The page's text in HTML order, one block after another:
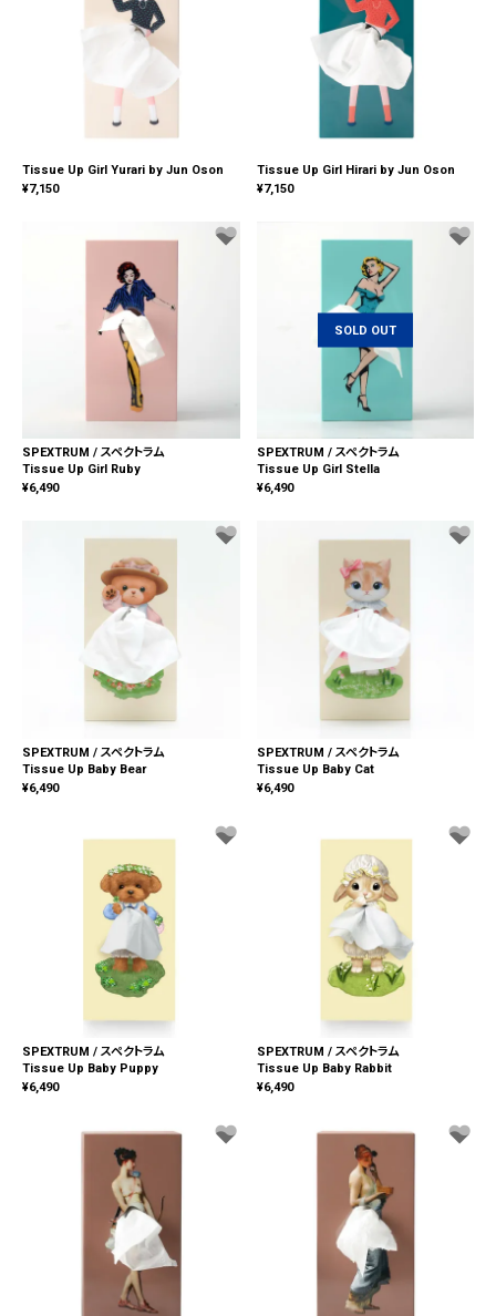
Tissue Up Girl Yurari by Jun Oson
¥7,150
Tissue Up Girl Hirari by Jun Oson
¥7,150
SPEXTRUM / スペクトラム
Tissue Up Girl Ruby
¥6,490
SOLD OUT
SPEXTRUM / スペクトラム
Tissue Up Girl Stella
¥6,490
SPEXTRUM / スペクトラム
Tissue Up Baby Bear
¥6,490
SPEXTRUM / スペクトラム
Tissue Up Baby Cat
¥6,490
SPEXTRUM / スペクトラム
Tissue Up Baby Puppy
¥6,490
SPEXTRUM / スペクトラム
Tissue Up Baby Rabbit
¥6,490